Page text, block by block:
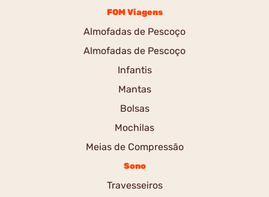
FOM Viagens
Almofadas de Pescoço
Almofadas de Pescoço
Infantis
Mantas
Bolsas
Mochilas
Meias de Compressão
Sono
Travesseiros